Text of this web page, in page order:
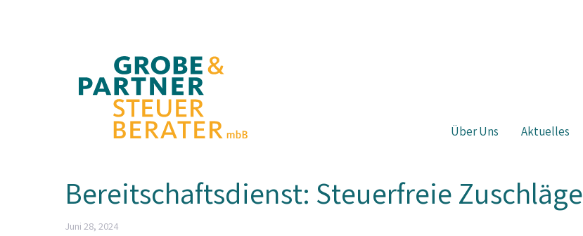
Über Uns Aktuelles
Bereitschaftsdienst: Steuerfreie Zuschläge
Juni 28, 2024